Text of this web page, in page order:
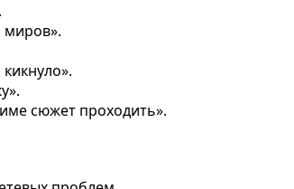
миров».
сюжет проходить».